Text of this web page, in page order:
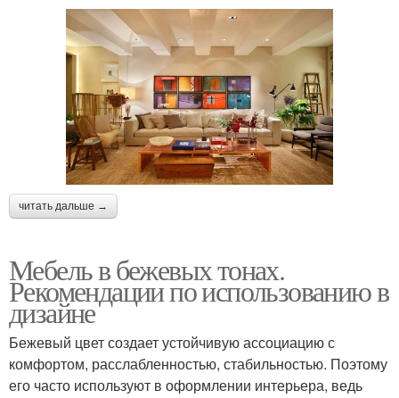
читать дальше →
Мебель в бежевых тонах.
Рекомендации по использованию в
дизайне
Бежевый цвет создает устойчивую ассоциацию с
комфортом, расслабленностью, стабильностью. Поэтому
его часто используют в оформлении интерьера, ведь